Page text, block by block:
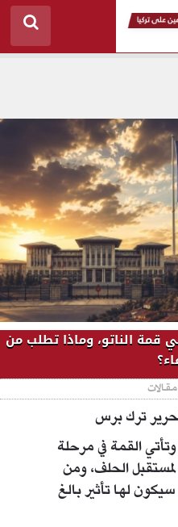
قمة الناتو، وماذا تطلب من
مقالات
ترك برس
القمة في مرحلة
الحلف، ومن
لها تأثير بالغ